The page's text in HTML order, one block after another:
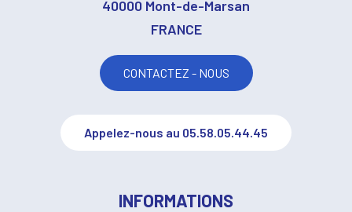
40000 Mont-de-Marsan
FRANCE
CONTACTEZ - NOUS
Appelez-nous au 05.58.05.44.45
INFORMATIONS